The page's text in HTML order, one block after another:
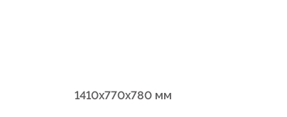
1410х770х780 мм